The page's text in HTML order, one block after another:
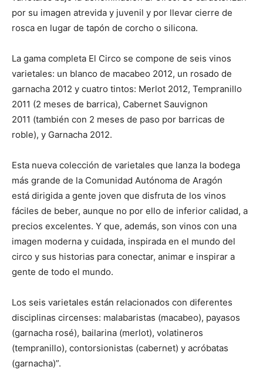
por su imagen atrevida y juvenil y por llevar cierre de
rosca en lugar de tapón de corcho o silicona.
La gama completa El Circo se compone de seis vinos
varietales: un blanco de macabeo 2012, un rosado de
garnacha 2012 y cuatro tintos: Merlot 2012, Tempranillo
2011 (2 meses de barrica), Cabernet Sauvignon
2011 (también con 2 meses de paso por barricas de
roble), y Garnacha 2012.
Esta nueva colección de varietales que lanza la bodega
más grande de la Comunidad Autónoma de Aragón
está dirigida a gente joven que disfruta de los vinos
fáciles de beber, aunque no por ello de inferior calidad, a
precios excelentes. Y que, además, son vinos con una
imagen moderna y cuidada, inspirada en el mundo del
circo y sus historias para conectar, animar e inspirar a
gente de todo el mundo.
Los seis varietales están relacionados con diferentes
disciplinas circenses: malabaristas (macabeo), payasos
(garnacha rosé), bailarina (merlot), volatineros
(tempranillo), contorsionistas (cabernet) y acróbatas
(garnacha)”.